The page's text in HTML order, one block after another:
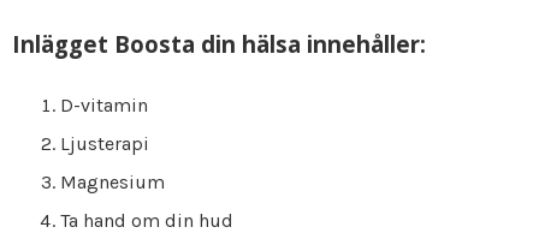
Inlägget Boosta din hälsa innehåller:
D-vitamin
Ljusterapi
Magnesium
Ta hand om din hud